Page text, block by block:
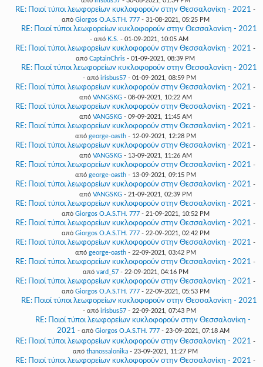
RE: Ποιοί τύποι λεωφορείων κυκλοφορούν στην Θεσσαλονίκη - 2021 -
από Giorgos O.A.S.TH. 777- 31-08-2021, 05:25 PM
RE: Ποιοί τύποι λεωφορείων κυκλοφορούν στην Θεσσαλονίκη - 2021
- από K.S. - 01-09-2021, 10:05 AM
RE: Ποιοί τύποι λεωφορείων κυκλοφορούν στην Θεσσαλονίκη - 2021 -
από CaptainChris - 01-09-2021, 08:39 PM
RE: Ποιοί τύποι λεωφορείων κυκλοφορούν στην Θεσσαλονίκη - 2021
- από irisbus57- 01-09-2021, 08:59 PM
RE: Ποιοί τύποι λεωφορείων κυκλοφορούν στην Θεσσαλονίκη - 2021 -
από VANGSKG- 08-09-2021, 10:22 AM
RE: Ποιοί τύποι λεωφορείων κυκλοφορούν στην Θεσσαλονίκη - 2021 -
από VANGSKG- 09-09-2021, 11:45 AM
RE: Ποιοί τύποι λεωφορείων κυκλοφορούν στην Θεσσαλονίκη - 2021 -
από george-oasth- 12-09-2021, 12:28 PM
RE: Ποιοί τύποι λεωφορείων κυκλοφορούν στην Θεσσαλονίκη - 2021 -
από VANGSKG- 13-09-2021, 11:26 AM
RE: Ποιοί τύποι λεωφορείων κυκλοφορούν στην Θεσσαλονίκη - 2021 -
από george-oasth- 13-09-2021, 09:15 PM
RE: Ποιοί τύποι λεωφορείων κυκλοφορούν στην Θεσσαλονίκη - 2021 -
από VANGSKG- 21-09-2021, 02:39 PM
RE: Ποιοί τύποι λεωφορείων κυκλοφορούν στην Θεσσαλονίκη - 2021 -
από Giorgos O.A.S.TH. 777- 21-09-2021, 10:52 PM
RE: Ποιοί τύποι λεωφορείων κυκλοφορούν στην Θεσσαλονίκη - 2021 -
από Giorgos O.A.S.TH. 777- 22-09-2021, 02:42 PM
RE: Ποιοί τύποι λεωφορείων κυκλοφορούν στην Θεσσαλονίκη - 2021 -
από george-oasth- 22-09-2021, 03:42 PM
RE: Ποιοί τύποι λεωφορείων κυκλοφορούν στην Θεσσαλονίκη - 2021 -
από vard_57- 22-09-2021, 04:16 PM
RE: Ποιοί τύποι λεωφορείων κυκλοφορούν στην Θεσσαλονίκη - 2021 -
από Giorgos O.A.S.TH. 777- 22-09-2021, 05:53 PM
RE: Ποιοί τύποι λεωφορείων κυκλοφορούν στην Θεσσαλονίκη - 2021
- από irisbus57- 22-09-2021, 07:43 PM
RE: Ποιοί τύποι λεωφορείων κυκλοφορούν στην Θεσσαλονίκη -
2021 - από Giorgos O.A.S.TH. 777- 23-09-2021, 07:18 AM
RE: Ποιοί τύποι λεωφορείων κυκλοφορούν στην Θεσσαλονίκη - 2021 -
από thanossalonika - 23-09-2021, 11:27 PM
RE: Ποιοί τύποι λεωφορείων κυκλοφορούν στην Θεσσαλονίκη - 2021 -